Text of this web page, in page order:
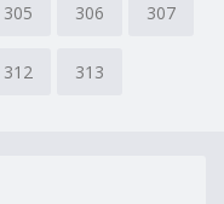
305 306 307
312 313